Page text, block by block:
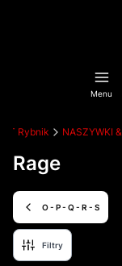
Menu
Rybnik NASZYWKI
Rage
O - P - Q - R - S
Filtry